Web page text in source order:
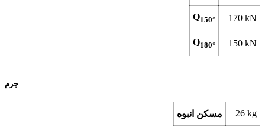
Q150° 170 kN
Q180° 150 kN
جرم
مسکن انبوه 26 kg